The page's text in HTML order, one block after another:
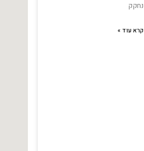
נחקק
קרא עוד »